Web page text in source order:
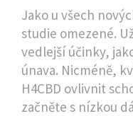
Jako u všech
studie omezené.
vedlejší účinky,
únava. Nicméně,
H4CBD ovlivnit
začněte s nízkou